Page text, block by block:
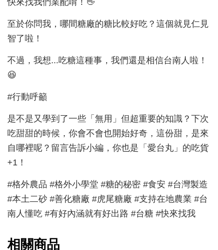
快來找我們業配唷！👋
至於你問我，哪間糖廠的糖比較好吃？這個就見仁見
智了啦！
不過，我想...吃糖這種事，我們還是相信台南人啦！
😆
#行動呼籲
是不是又學到了一些「無用」但超重要的知識？下次
吃甜甜的時候，你會不會也開始好奇，這份甜，是來
自哪裡呢？留言告訴小編，你也是「愛台丸」的吃貨
+1！
#格外農品 #格外小學堂 #糖的秘密 #食安 #台灣製造
#本土二砂 #善化糖廠 #虎尾糖廠 #支持在地農業 #台
南人懂吃 #有好內涵就有好出路 #台糖 #快來找我
相關商品